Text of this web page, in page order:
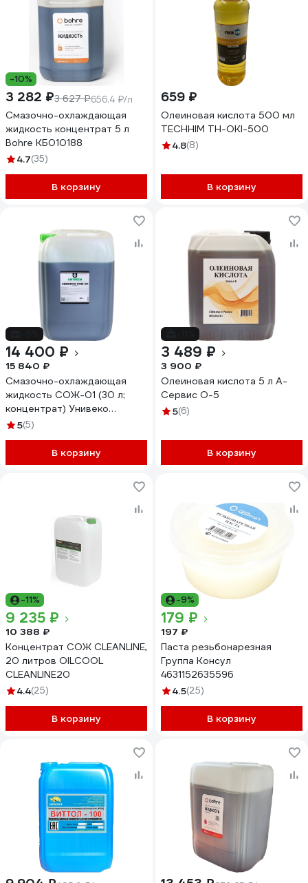
-10%
3 282 ₽3 627 ₽656.4 ₽/л
Смазочно-охлаждающая
жидкость концентрат 5 л
Bohre КБ010188
4.7(35)
В корзину
659 ₽
Олеиновая кислота 500 мл
TECHHIM TH-OKI-500
4.8(8)
В корзину
14 400 ₽
15 840 ₽
Смазочно-охлаждающая
жидкость СОЖ-01 (30 л;
концентрат) Унивеко
4620002840495
5(5)
В корзину
3 489 ₽
3 900 ₽
Олеиновая кислота 5 л А-
Сервис О-5
5(6)
В корзину
-11%
9 235 ₽
10 388 ₽
Концентрат СОЖ CLEANLINE,
20 литров OILCOOL
CLEANLINE20
4.4(25)
В корзину
-9%
179 ₽
197 ₽
Паста резьбонарезная
Группа Консул
4631152635596
4.5(25)
В корзину